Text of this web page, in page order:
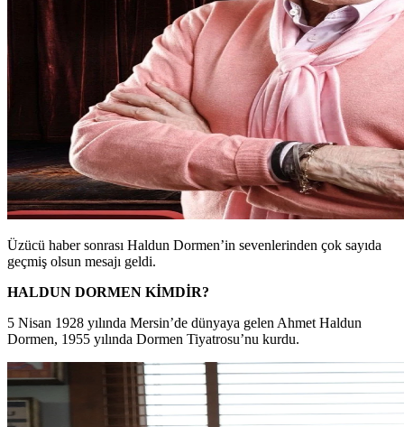
Üzücü haber sonrası Haldun Dormen’in sevenlerinden çok sayıda
geçmiş olsun mesajı geldi.
HALDUN DORMEN KİMDİR?
5 Nisan 1928 yılında Mersin’de dünyaya gelen Ahmet Haldun
Dormen, 1955 yılında Dormen Tiyatrosu’nu kurdu.